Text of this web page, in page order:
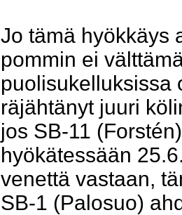
Jo tämä hyökkäys
pommin ei
puolisukelluksissa
räjähtänyt juuri
jos SB-11
hyökätessään
venettä vastaan,
SB-1 (Palosuo)